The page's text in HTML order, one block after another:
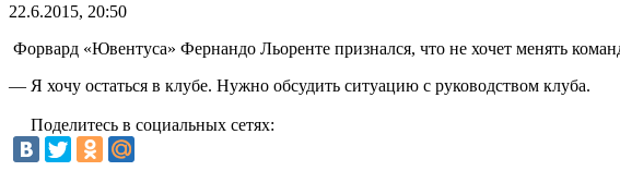
22.6.2015, 20:50
Форвард «Ювентуса» Фернандо Льоренте признался, что не хочет менять
— Я хочу остаться в клубе. Нужно обсудить ситуацию с руководством клуба.
Поделитесь в социальных сетях: